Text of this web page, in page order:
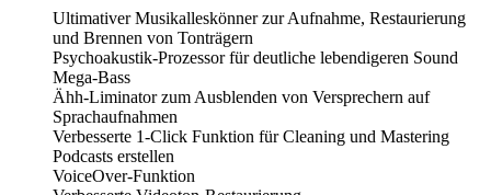
Ultimativer Musikalleskönner zur Aufnahme, Restaurierung
und Brennen von Tonträgern
Psychoakustik-Prozessor für deutliche lebendigeren Sound
Mega-Bass
Ähh-Liminator zum Ausblenden von Versprechern auf
Sprachaufnahmen
Verbesserte 1-Click Funktion für Cleaning und Mastering
Podcasts erstellen
VoiceOver-Funktion